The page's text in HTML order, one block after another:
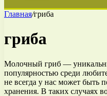
Главная/гриба
гриба
Молочный гриб —
популярностью среди
не всегда у нас может быть
хранения. В таких случаях